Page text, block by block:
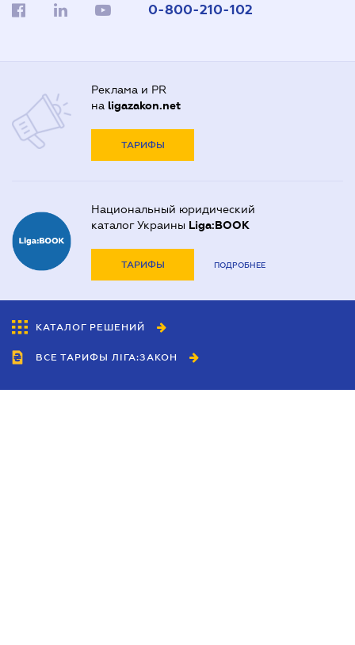
0-800-210-102
Реклама и PR
на ligazakon.net
ТАРИФЫ
Национальный юридический
каталог Украины Liga:BOOK
ТАРИФЫ ПОДРОБНЕЕ
КАТАЛОГ РЕШЕНИЙ
ВСЕ ТАРИФЫ ЛІГА:ЗАКОН